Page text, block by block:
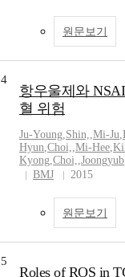
원문보기
4
항우울제와
혈 위험
Ju-Young,Shin,,Mi-Ju,
Hyun,Choi,,Mi-Hee,
Kyong,Choi,,Joongyub
BMJ
2015
원문보기
5
Roles of ROS in